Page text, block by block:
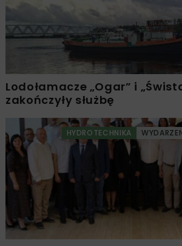
Lodołamacze „Ogar” i
zakończyły służbę
HYDROTECHNIKA